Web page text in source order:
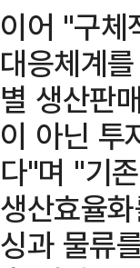
이어 "구체
대응체계
별 생산판
이 아닌 투
다"며 "기
생산효율
싱과 물류